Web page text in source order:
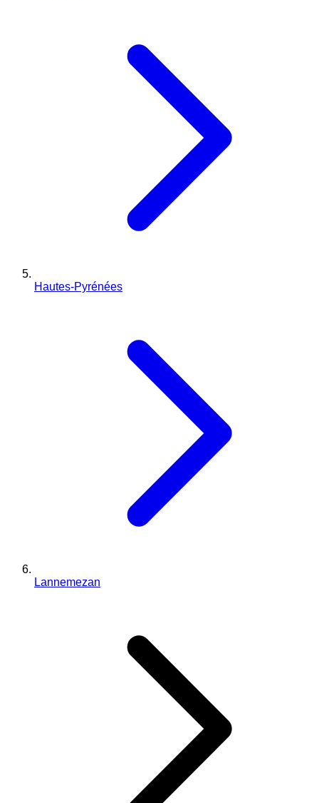
Hautes-Pyrénées
Lannemezan